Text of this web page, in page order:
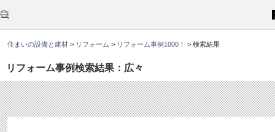
住まいの設備と建材 > リフォーム > リフォーム事例1000！ > 検索結果
リフォーム事例検索結果：広々
こ
か
ら
文
す